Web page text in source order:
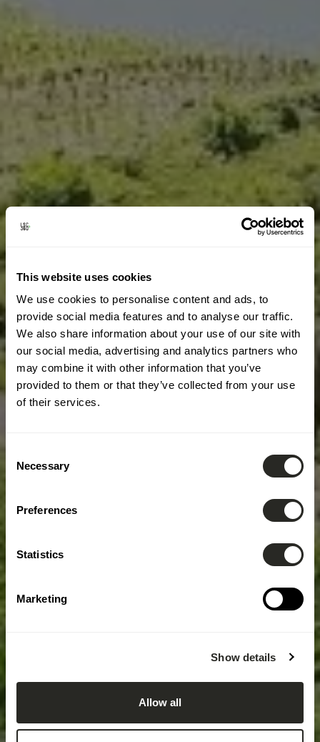
This website uses cookies
We use cookies to personalise content and ads, to
provide social media features and to analyse our traffic.
We also share information about your use of our site with
our social media, advertising and analytics partners who
may combine it with other information that you’ve
provided to them or that they’ve collected from your use
of their services.
Selection
Necessary
Preferences
Statistics
Marketing
Show details
Allow all